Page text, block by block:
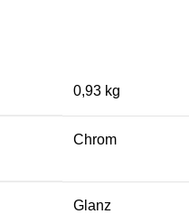
0,93 kg
Chrom
Glanz